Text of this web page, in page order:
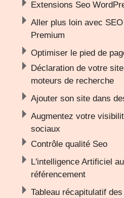
Extensions Seo
Aller plus loin avec
Premium
Optimiser le pied de
Déclaration de votre
moteurs de recherche
Ajouter son site dans
Augmentez votre
sociaux
Contrôle qualité Seo
L'intelligence Artificiel
référencement
Tableau récapitulatif